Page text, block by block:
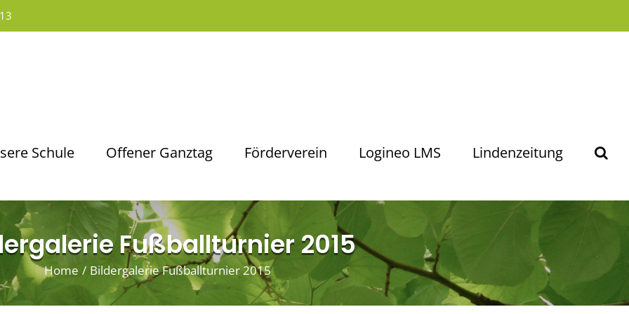
Schule Offener Ganztag Förderverein Logineo LMS Lindenzeitung
Fußballturnier 2015
Home / Bildergalerie Fußballturnier 2015